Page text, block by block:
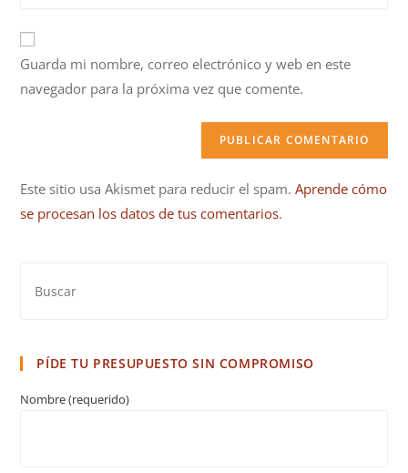
comentar
de
(opcional)
Guarda mi nombre, correo electrónico y web en este
navegador para la próxima vez que comente.
Este sitio usa Akismet para reducir el spam.Aprende cómo
se procesan los datos de tus comentarios.
PÍDE TU PRESUPUESTO SIN COMPROMISO
Nombre (requerido)